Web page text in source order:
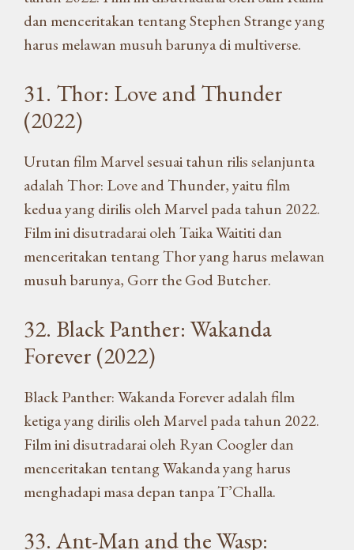
dan menceritakan tentang Stephen Strange yang
harus melawan musuh barunya di multiverse.
31. Thor: Love and Thunder
(2022)
Urutan film Marvel sesuai tahun rilis selanjunta
adalah Thor: Love and Thunder, yaitu film
kedua yang dirilis oleh Marvel pada tahun 2022.
Film ini disutradarai oleh Taika Waititi dan
menceritakan tentang Thor yang harus melawan
musuh barunya, Gorr the God Butcher.
32. Black Panther: Wakanda
Forever (2022)
Black Panther: Wakanda Forever adalah film
ketiga yang dirilis oleh Marvel pada tahun 2022.
Film ini disutradarai oleh Ryan Coogler dan
menceritakan tentang Wakanda yang harus
menghadapi masa depan tanpa T’Challa.
33. Ant-Man and the Wasp: